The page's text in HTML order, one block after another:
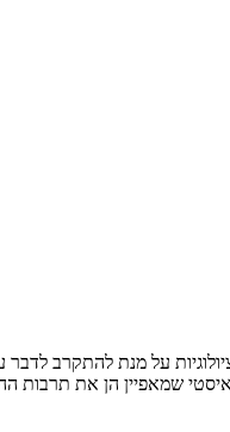
על מנת להתקרב
שמאפיין הן את תרבות